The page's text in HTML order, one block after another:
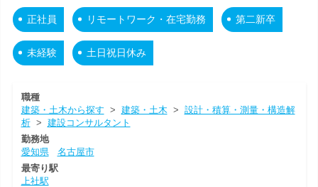
正社員 リモートワーク・在宅勤務 第二新卒
未経験 土日祝日休み
職種
建築・土木から探す > 建築・土木 > 設計・積算・測量・構造解
析> 建設コンサルタント
勤務地
愛知県
名古屋市
最寄り駅
上社駅